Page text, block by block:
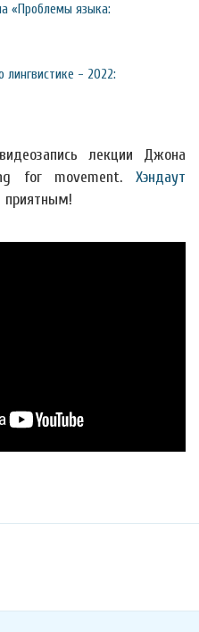
«Проблемы языка:
лингвистике - 2022:
лекции Джона
for movement. Хэндаут
приятным!